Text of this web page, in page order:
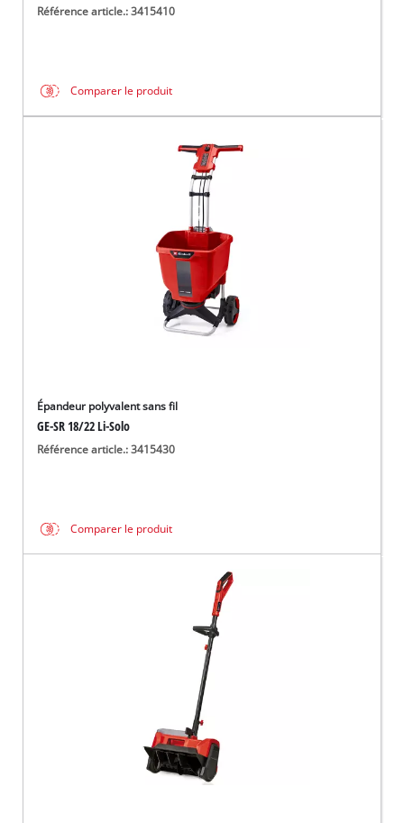
Référence article.: 3415410
Comparer le produit
Épandeur polyvalent sans fil
GE-SR 18/22 Li-Solo
Référence article.: 3415430
Comparer le produit